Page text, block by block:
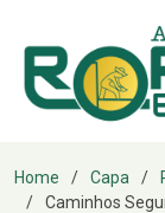
Home Capa
Caminhos